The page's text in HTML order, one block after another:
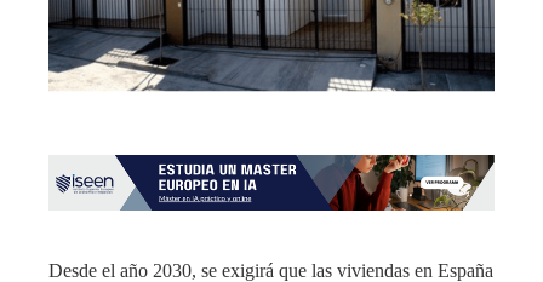
Desde el año 2030, se exigirá que las viviendas en España